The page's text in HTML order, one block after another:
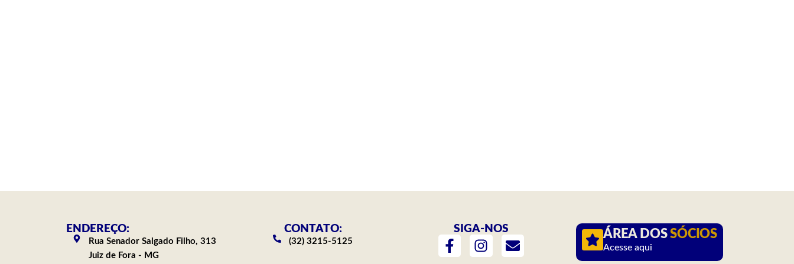
ENDEREÇO:
Rua Senador Salgado Filho, 313
Juiz de Fora - MG
CONTATO:
(32) 3215-5125
SIGA-NOS
F
a
I
n
E
n
ÁREA DOSSÓCIOS
Acesse aqui